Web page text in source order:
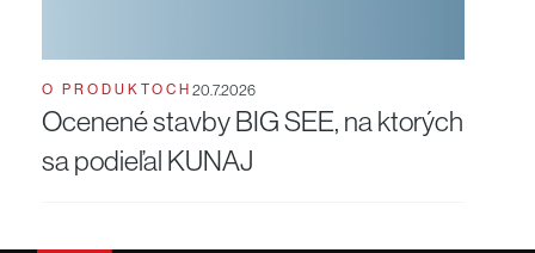
O PRODUKTOCH20.7.2026
Ocenené stavby BIG SEE, na ktorých
sa podieľal KUNAJ